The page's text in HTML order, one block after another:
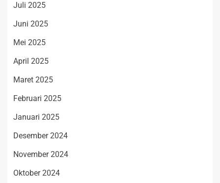
Juli 2025
Juni 2025
Mei 2025
April 2025
Maret 2025
Februari 2025
Januari 2025
Desember 2024
November 2024
Oktober 2024